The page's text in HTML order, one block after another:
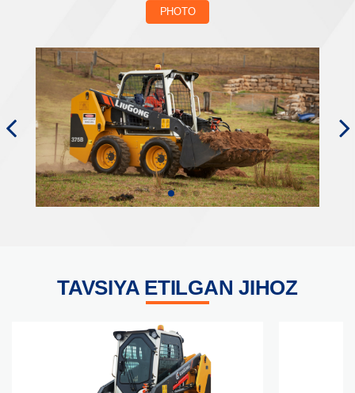
PHOTO
TAVSIYA ETILGAN JIHOZ